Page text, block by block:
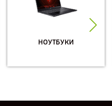
НОУТБУКИ